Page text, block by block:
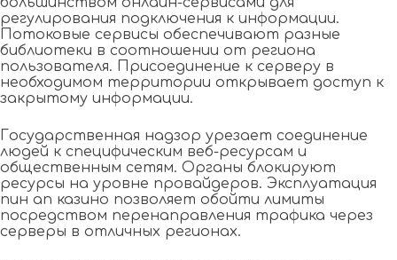
регулирования подключения к информации.
Потоковые сервисы обеспечивают разные
библиотеки в соотношении от региона
пользователя. Присоединение к серверу в
необходимом территории открывает доступ к
закрытому информации.
Государственная надзор урезает соединение
людей к специфическим веб-ресурсам и
общественным сетям. Органы блокируют
ресурсы на уровне провайдеров. Эксплуатация
пин ап казино позволяет обойти лимиты
посредством перенаправления трафика через
серверы в отличных регионах.